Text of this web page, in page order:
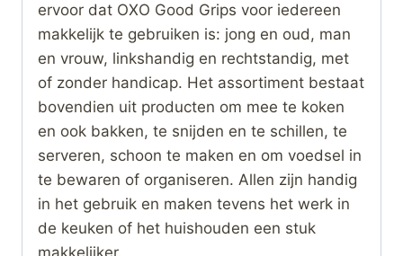
ervoor dat OXO Good Grips voor iedereen
makkelijk te gebruiken is: jong en oud, man
en vrouw, linkshandig en rechtstandig, met
of zonder handicap. Het assortiment bestaat
bovendien uit producten om mee te koken
en ook bakken, te snijden en te schillen, te
serveren, schoon te maken en om voedsel in
te bewaren of organiseren. Allen zijn handig
in het gebruik en maken tevens het werk in
de keuken of het huishouden een stuk